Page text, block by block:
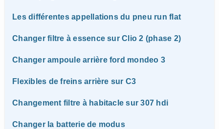
Les différentes appellations du pneu run flat
Changer filtre à essence sur Clio 2 (phase 2)
Changer ampoule arrière ford mondeo 3
Flexibles de freins arrière sur C3
Changement filtre à habitacle sur 307 hdi
Changer la batterie de modus